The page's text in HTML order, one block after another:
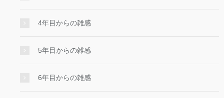
4年目からの雑感
5年目からの雑感
6年目からの雑感